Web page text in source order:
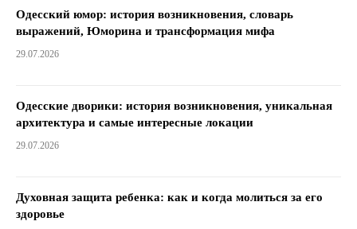
Одесский юмор: история возникновения, словарь
выражений, Юморина и трансформация мифа
29.07.2026
Одесские дворики: история возникновения, уникальная
архитектура и самые интересные локации
29.07.2026
Духовная защита ребенка: как и когда молиться за его
здоровье